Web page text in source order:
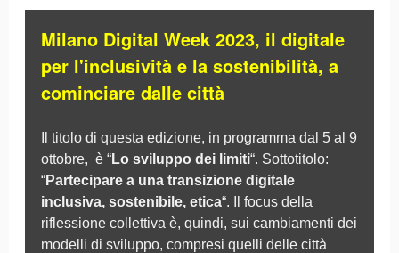
Milano Digital Week 2023, il digitale
per l'inclusività e la sostenibilità, a
cominciare dalle città
Il titolo di questa edizione, in programma dal 5 al 9
ottobre, è “Lo sviluppo dei limiti“. Sottotitolo:
“Partecipare a una transizione digitale
inclusiva, sostenibile, etica“. Il focus della
riflessione collettiva è, quindi, sui cambiamenti dei
modelli di sviluppo, compresi quelli delle città